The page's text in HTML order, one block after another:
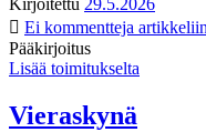
Kirjoitettu 29.5.2026
Ei kommentteja
Pääkirjoitus
Lisää toimitukselta
Vieraskynä